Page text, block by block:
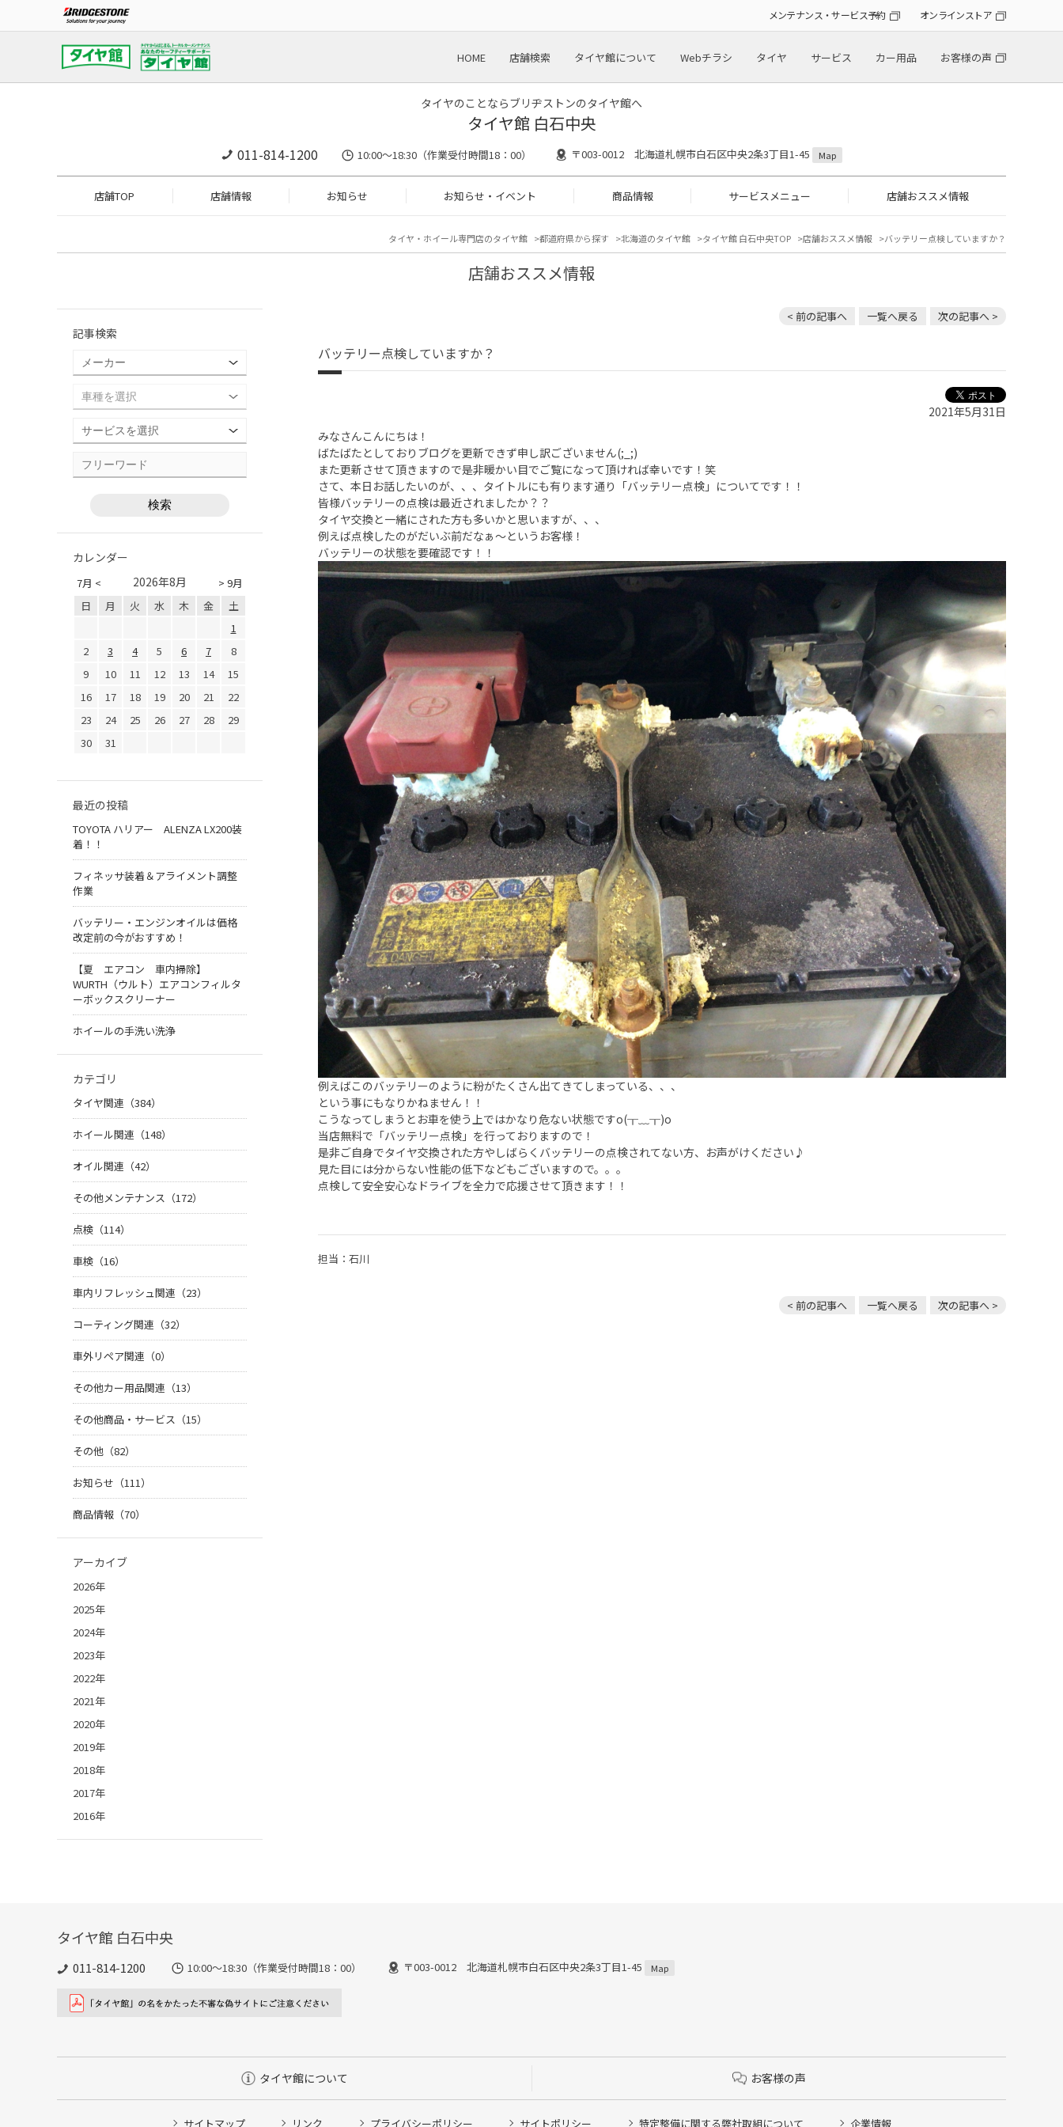
メンテナンス・サービス予約 オンラインストア
HOME 店舗検索 タイヤ館について Webチラシ タイヤ サービス カー用品 お客様の声
タイヤのことならブリヂストンのタイヤ館へ
タイヤ館 白石中央
011-814-1200 10:00～18:30（作業受付時間18：00） 〒003-0012 北海道札幌市白石区中央2条3丁目1-45 Map
店舗TOP 店舗情報 お知らせ お知らせ・イベント 商品情報 サービスメニュー 店舗おススメ情報
タイヤ・ホイール専門店のタイヤ館 都道府県から探す 北海道のタイヤ館 タイヤ館 白石中央TOP 店舗おススメ情報 バッテリー点検していますか？
店舗おススメ情報
< 前の記事へ 一覧へ戻る 次の記事へ >
バッテリー点検していますか？
2021年5月31日
みなさんこんにちは！
ばたばたとしておりブログを更新できず申し訳ございません(;_;)
また更新させて頂きますので是非暖かい目でご覧になって頂ければ幸いです！笑
さて、本日お話したいのが、、、タイトルにも有ります通り「バッテリー点検」についてです！！
皆様バッテリーの点検は最近されましたか？？
タイヤ交換と一緒にされた方も多いかと思いますが、、、
例えば点検したのがだいぶ前だなぁ～というお客様！
バッテリーの状態を要確認です！！
例えばこのバッテリーのように粉がたくさん出てきてしまっている、、、
という事にもなりかねません！！
こうなってしまうとお車を使う上ではかなり危ない状態ですo(╥﹏╥)o
当店無料で「バッテリー点検」を行っておりますので！
是非ご自身でタイヤ交換された方やしばらくバッテリーの点検されてない方、お声がけください♪
見た目には分からない性能の低下などもございますので。。。
点検して安全安心なドライブを全力で応援させて頂きます！！
担当：石川
< 前の記事へ 一覧へ戻る 次の記事へ >
記事検索
カレンダー
7月 < > 9月
2026年8月
日 月 火 水 木 金
土
1
2
3 4 5 6 7
8
9
10 11 12 13 14
15
16
17 18 19 20 21
22
23
24 25 26 27 28
29
30
31
最近の投稿
TOYOTA ハリアー ALENZA LX200装
着！！
フィネッサ装着＆アライメント調整
作業
バッテリー・エンジンオイルは価格
改定前の今がおすすめ！
【夏 エアコン 車内掃除】
WURTH（ウルト）エアコンフィルタ
ーボックスクリーナー
ホイールの手洗い洗浄
カテゴリ
タイヤ関連（384）
ホイール関連（148）
オイル関連（42）
その他メンテナンス（172）
点検（114）
車検（16）
車内リフレッシュ関連（23）
コーティング関連（32）
車外リペア関連（0）
その他カー用品関連（13）
その他商品・サービス（15）
その他（82）
お知らせ（111）
商品情報（70）
アーカイブ
2026年
2025年
2024年
2023年
2022年
2021年
2020年
2019年
2018年
2017年
2016年
タイヤ館 白石中央
011-814-1200 10:00～18:30（作業受付時間18：00） 〒003-0012 北海道札幌市白石区中央2条3丁目1-45 Map
タイヤ館について お客様の声
サイトマップ リンク プライバシーポリシー サイトポリシー 特定整備に関する弊社取組について 企業情報